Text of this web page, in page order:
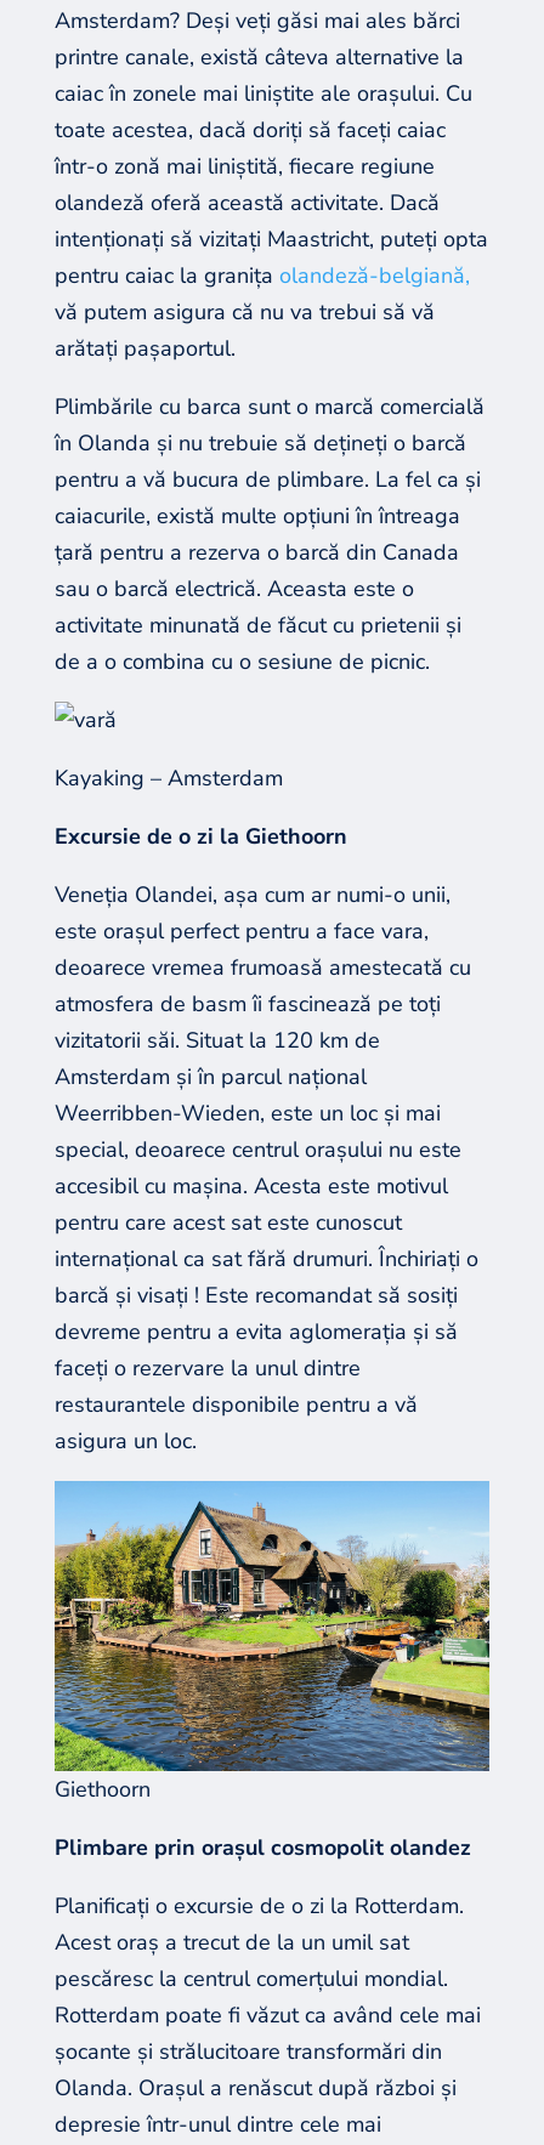
Amsterdam? Deși veți găsi mai ales bărci
printre canale, există câteva alternative la
caiac în zonele mai liniștite ale orașului. Cu
toate acestea, dacă doriți să faceți caiac
într-o zonă mai liniștită, fiecare regiune
olandeză oferă această activitate. Dacă
intenționați să vizitați Maastricht, puteți opta
pentru caiac la granița olandeză-belgiană,
vă putem asigura că nu va trebui să vă
arătați pașaportul.
Plimbările cu barca sunt o marcă comercială
în Olanda și nu trebuie să dețineți o barcă
pentru a vă bucura de plimbare. La fel ca și
caiacurile, există multe opțiuni în întreaga
țară pentru a rezerva o barcă din Canada
sau o barcă electrică. Aceasta este o
activitate minunată de făcut cu prietenii și
de a o combina cu o sesiune de picnic.
Kayaking – Amsterdam
Excursie de o zi la Giethoorn
Veneția Olandei, așa cum ar numi-o unii,
este orașul perfect pentru a face vara,
deoarece vremea frumoasă amestecată cu
atmosfera de basm îi fascinează pe toți
vizitatorii săi. Situat la 120 km de
Amsterdam și în parcul național
Weerribben-Wieden, este un loc și mai
special, deoarece centrul orașului nu este
accesibil cu mașina. Acesta este motivul
pentru care acest sat este cunoscut
internațional ca sat fără drumuri. Închiriați o
barcă și visați ! Este recomandat să sosiți
devreme pentru a evita aglomerația și să
faceți o rezervare la unul dintre
restaurantele disponibile pentru a vă
asigura un loc.
Giethoorn
Plimbare prin orașul cosmopolit olandez
Planificați o excursie de o zi la Rotterdam.
Acest oraș a trecut de la un umil sat
pescăresc la centrul comerțului mondial.
Rotterdam poate fi văzut ca având cele mai
șocante și strălucitoare transformări din
Olanda. Orașul a renăscut după război și
depresie într-unul dintre cele mai